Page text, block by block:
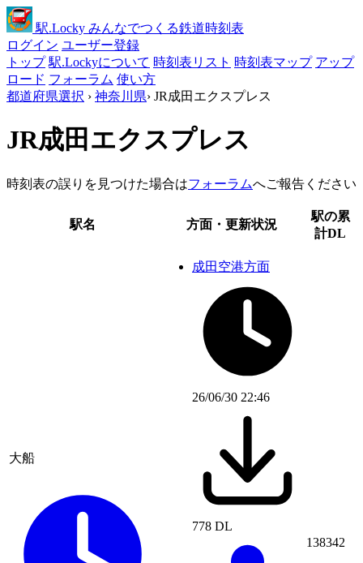
駅.Locky みんなでつくる鉄道時刻表
ログイン ユーザー登録
トップ 駅.Lockyについて 時刻表リスト 時刻表マップ アップ
ロード フォーラム 使い方
都道府県選択 › 神奈川県› JR成田エクスプレス
JR成田エクスプレス
時刻表の誤りを見つけた場合はフォーラムへご報告ください
駅名 方面・更新状況
駅の累
計DL
大船
成田空港方面
26/06/30 22:46
778 DL
138342